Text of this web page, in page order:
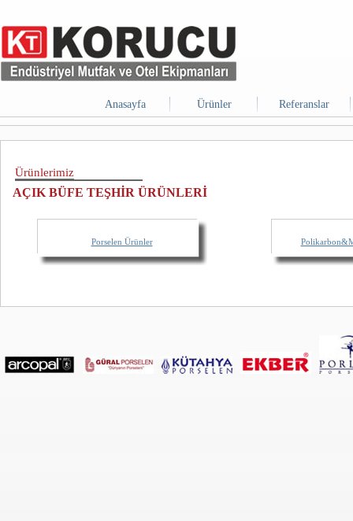
Anasayfa Ürünler Referanslar
Ürünlerimiz
AÇIK BÜFE TEŞHİR ÜRÜNLERİ
Porselen Ürünler